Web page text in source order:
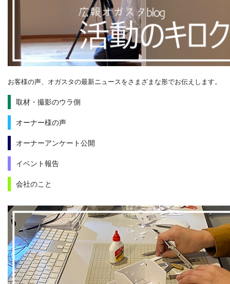
お客様の声、オガスタの最新ニュースをさまざまな形でお伝えします。
取材・撮影のウラ側
オーナー様の声
オーナーアンケート公開
イベント報告
会社のこと